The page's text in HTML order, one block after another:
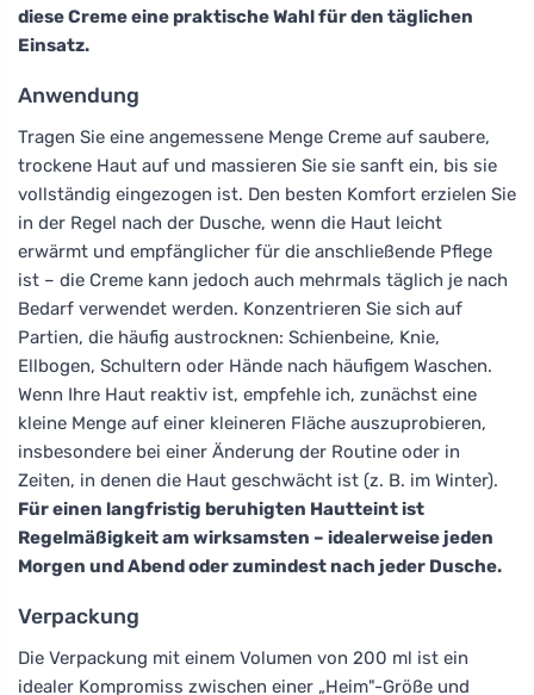
diese Creme eine praktische Wahl für den täglichen
Einsatz.
Anwendung
Tragen Sie eine angemessene Menge Creme auf saubere,
trockene Haut auf und massieren Sie sie sanft ein, bis sie
vollständig eingezogen ist. Den besten Komfort erzielen Sie
in der Regel nach der Dusche, wenn die Haut leicht
erwärmt und empfänglicher für die anschließende Pflege
ist – die Creme kann jedoch auch mehrmals täglich je nach
Bedarf verwendet werden. Konzentrieren Sie sich auf
Partien, die häufig austrocknen: Schienbeine, Knie,
Ellbogen, Schultern oder Hände nach häufigem Waschen.
Wenn Ihre Haut reaktiv ist, empfehle ich, zunächst eine
kleine Menge auf einer kleineren Fläche auszuprobieren,
insbesondere bei einer Änderung der Routine oder in
Zeiten, in denen die Haut geschwächt ist (z. B. im Winter).
Für einen langfristig beruhigten Hautteint ist
Regelmäßigkeit am wirksamsten – idealerweise jeden
Morgen und Abend oder zumindest nach jeder Dusche.
Verpackung
Die Verpackung mit einem Volumen von 200 ml ist ein
idealer Kompromiss zwischen einer „Heim"-Größe und